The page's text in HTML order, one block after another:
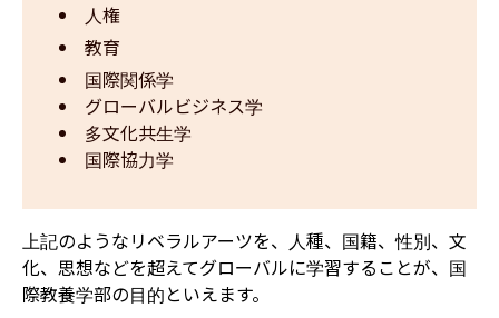
人権
教育
国際関係学
グローバルビジネス学
多文化共生学
国際協力学
上記のようなリベラルアーツを、人種、国籍、性別、文
化、思想などを超えてグローバルに学習することが、国
際教養学部の目的といえます。